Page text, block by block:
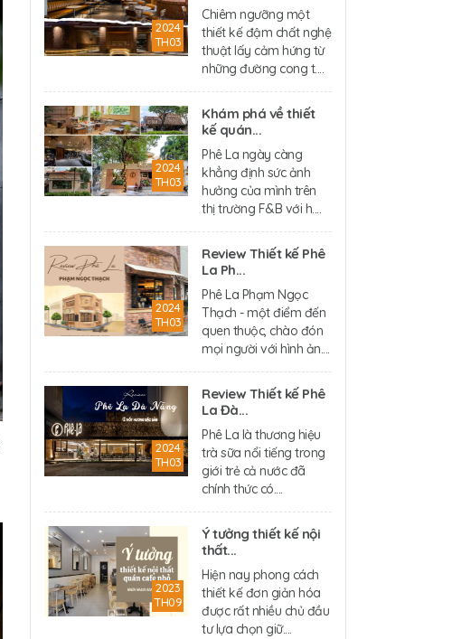
2024
TH03
Chiêm ngưỡng một
thiết kế đậm chất nghệ
thuật lấy cảm hứng từ
những đường cong t....
2024
TH03
Khám phá về thiết
kế quán...
Phê La ngày càng
khẳng định sức ảnh
hưởng của mình trên
thị trường F&B với h....
2024
TH03
Review Thiết kế Phê
La Ph...
Phê La Phạm Ngọc
Thạch - một điểm đến
quen thuộc, chào đón
mọi người với hình ản....
2024
TH03
Review Thiết kế Phê
La Đà...
Phê La là thương hiệu
trà sữa nổi tiếng trong
giới trẻ cả nước đã
chính thức có....
2023
TH09
Ý tưởng thiết kế nội
thất...
Hiện nay phong cách
thiết kế đơn giản hóa
được rất nhiều chủ đầu
tư lựa chọn giữ....